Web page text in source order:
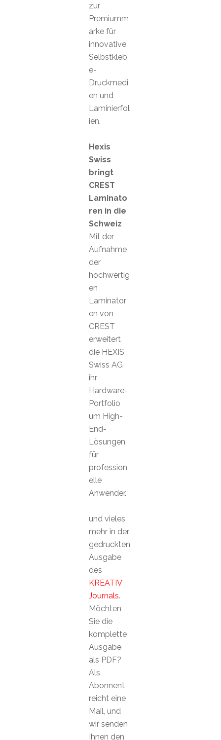
zur
Premiumm
arke für
innovative
Selbstkleb
e-
Druckmedi
en und
Laminierfol
ien.
Hexis
Swiss
bringt
CREST
Laminato
ren in die
Schweiz
Mit der
Aufnahme
der
hochwertig
en
Laminator
en von
CREST
erweitert
die HEXIS
Swiss AG
ihr
Hardware-
Portfolio
um High-
End-
Lösungen
für
profession
elle
Anwender.
und vieles
mehr in der
gedruckten
Ausgabe
des
KREATIV
Journals.
Möchten
Sie die
komplette
Ausgabe
als PDF?
Als
Abonnent
reicht eine
Mail, und
wir senden
Ihnen den